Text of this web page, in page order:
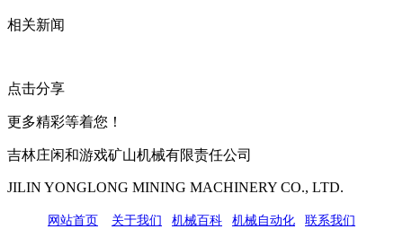
相关新闻
点击分享
更多精彩等着您！
吉林庄闲和游戏矿山机械有限责任公司
JILIN YONGLONG MINING MACHINERY CO., LTD.
网站首页 关于我们 机械百科 机械自动化 联系我们